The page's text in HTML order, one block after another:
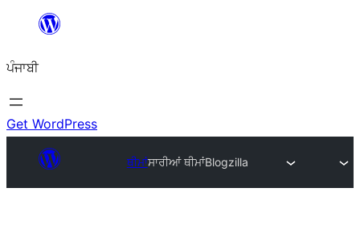
'ਤੇ
ਜਾਓ
ਪੰਜਾਬੀ
Get WordPress
ਥੀਮਾਂਸਾਰੀਆਂ ਥੀਮਾਂBlogzilla